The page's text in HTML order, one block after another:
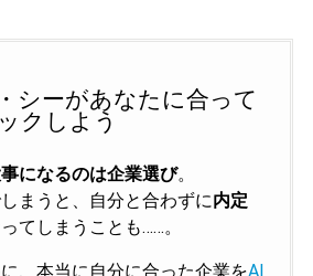
シーがあなたに合って
クしよう
になるのは企業選び。
まうと、自分と合わずに内定
てしまうことも……。
、本当に自分に合った企業をAI